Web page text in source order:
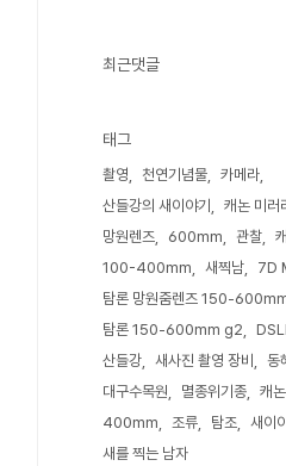
최근댓글
태그
촬영 천연기념물
카메라
산들강의 새이야기
캐논 미러
망원렌즈
600mm 관찰
100-400mm
새찍남 7D
탐론 망원줌렌즈 150-
탐론 150-600mm g2
산들강
새사진 촬영 장비
동
대구수목원
멸종위기종
캐
400mm
조류 탐조
새이
새를 찍는 남자